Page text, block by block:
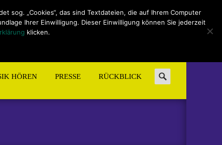
HÖREN PRESSE RÜCKBLICK
Search
for:
sog. „Cookies“, das sind Textdateien, die auf Ihrem Computer
Ihrer Einwilligung. Dieser Einwilligung können Sie jederzeit
klicken.